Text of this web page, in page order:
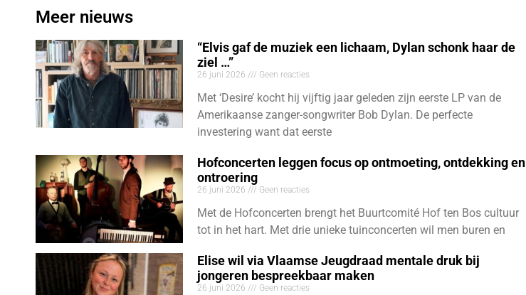
Meer nieuws
“Elvis gaf de muziek een lichaam, Dylan schonk haar de
ziel …”
26 juni 2026 Geen reacties
Met ‘Desire’ kocht hij vijftig jaar geleden zijn eerste LP van de
Amerikaanse zanger-songwriter Bob Dylan. De perfecte
investering want dat eerste
Hofconcerten leggen focus op ontmoeting, ontdekking en
ontroering
26 juni 2026 Geen reacties
Met de Hofconcerten brengt het Buurtcomité Hof ten Bos cultuur
tot in het hart. Met drie unieke tuinconcerten wil men buren en
Elise wil via Vlaamse Jeugdraad mentale druk bij
jongeren bespreekbaar maken
26 juni 2026 Geen reacties